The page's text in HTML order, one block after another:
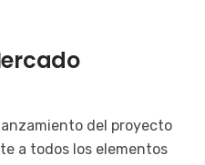
del proyecto
a todos los elementos